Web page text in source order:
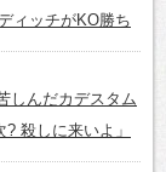
ィッチがKO勝ち
しんだカデスタム
殺しに来いよ」